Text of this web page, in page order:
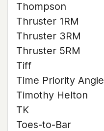
Thompson
Thruster 1RM
Thruster 3RM
Thruster 5RM
Tiff
Time Priority Angie
Timothy Helton
TK
Toes-to-Bar